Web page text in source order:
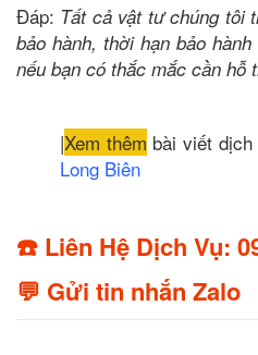
Đáp: Tất cả vật tư chúng tôi
bảo hành, thời hạn bảo
nếu bạn có thắc mắc cần hỗ
|Xem thêm bài viết
Long Biên
☎️ Liên Hệ Dịch Vụ:
💬 Gửi tin nhắn Zalo